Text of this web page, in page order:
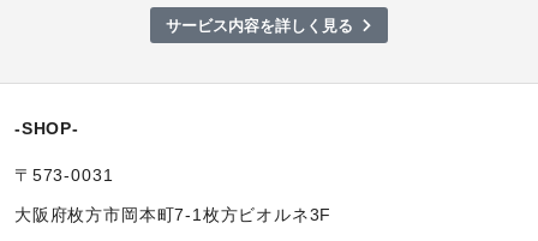
サービス内容を詳しく見る
-SHOP-
〒573-0031
大阪府枚方市岡本町7-1枚方ビオルネ3F